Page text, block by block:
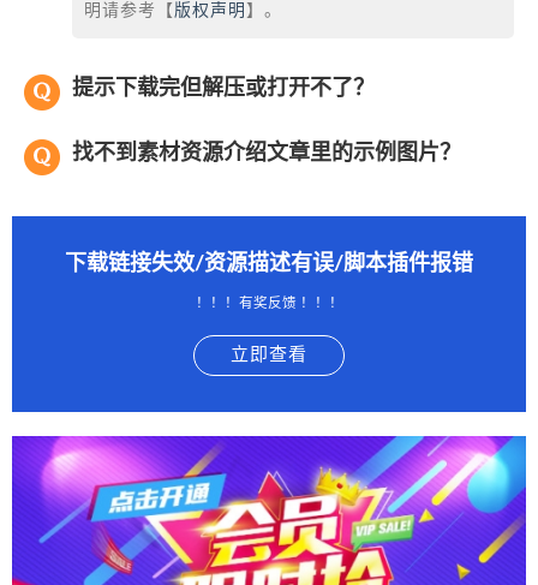
明请参考【 版权声明 】。
提示下载完但解压或打开不了？
找不到素材资源介绍文章里的示例图片？
下载链接失效/资源描述有误/脚本插件报错
！！！有奖反馈 ！！！
立即查看